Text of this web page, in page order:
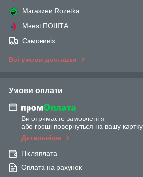
Магазини Rozetka
Meest ПОШТА
Самовивіз
Всі умови доставки
Умови оплати
Ви отримаєте замовлення
або гроші повернуться на вашу картку
Детальніше
Післяплата
Оплата на рахунок